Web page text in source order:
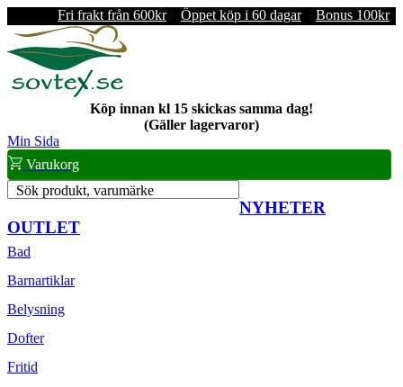
Fri frakt från 600kr Öppet köp i 60 dagar Bonus 100kr
Köp innan kl 15 skickas samma dag!
(Gäller lagervaror)
Min Sida
Varukorg
Sök produkt, varumärke
NYHETER
OUTLET
Bad
Barnartiklar
Belysning
Dofter
Fritid